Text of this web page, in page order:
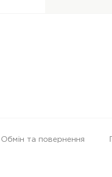
Обмін та повернення